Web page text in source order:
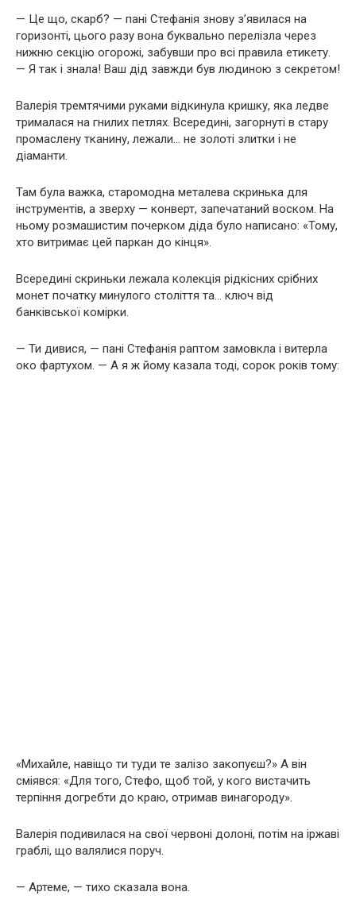
— Це що, скарб? — пані Стефанія знову з’явилася на
горизонті, цього разу вона буквально перелізла через
нижню секцію огорожі, забувши про всі правила етикету.
— Я так і знала! Ваш дід завжди був людиною з секретом!
Валерія тремтячими руками відкинула кришку, яка ледве
трималася на гнилих петлях. Всередині, загорнуті в стару
промаслену тканину, лежали… не золоті злитки і не
діаманти.
Там була важка, старомодна металева скринька для
інструментів, а зверху — конверт, запечатаний воском. На
ньому розмашистим почерком діда було написано: «Тому,
хто витримає цей паркан до кінця».
Всередині скриньки лежала колекція рідкісних срібних
монет початку минулого століття та… ключ від
банківської комірки.
— Ти дивися, — пані Стефанія раптом замовкла і витерла
око фартухом. — А я ж йому казала тоді, сорок років тому:
«Михайле, навіщо ти туди те залізо закопуєш?» А він
сміявся: «Для того, Стефо, щоб той, у кого вистачить
терпіння догребти до краю, отримав винагороду».
Валерія подивилася на свої червоні долоні, потім на іржаві
граблі, що валялися поруч.
— Артеме, — тихо сказала вона.